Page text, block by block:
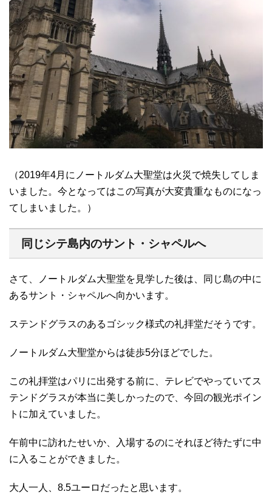
（2019年4月にノートルダム大聖堂は火災で焼失してしま
いました。今となってはこの写真が大変貴重なものになっ
てしまいました。）
同じシテ島内のサント・シャペルへ
さて、ノートルダム大聖堂を見学した後は、同じ島の中に
あるサント・シャペルへ向かいます。
ステンドグラスのあるゴシック様式の礼拝堂だそうです。
ノートルダム大聖堂からは徒歩5分ほどでした。
この礼拝堂はパリに出発する前に、テレビでやっていてス
テンドグラスが本当に美しかったので、今回の観光ポイン
トに加えていました。
午前中に訪れたせいか、入場するのにそれほど待たずに中
に入ることができました。
大人一人、8.5ユーロだったと思います。